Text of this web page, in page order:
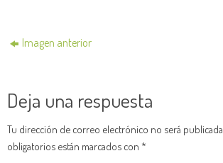
Imagen anterior
Deja una respuesta
Tu dirección de correo electrónico no será publicada.
obligatorios están marcados con *